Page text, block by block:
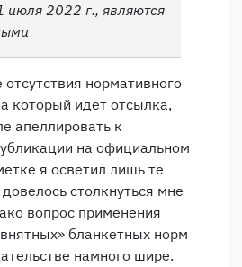
июля 2022 г., являются
нормативного
который идет отсылка,
апеллировать к
на официальном
я осветил лишь те
столкнуться мне
вопрос применения
бланкетных норм
намного шире.